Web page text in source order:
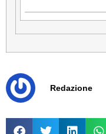
Redazione